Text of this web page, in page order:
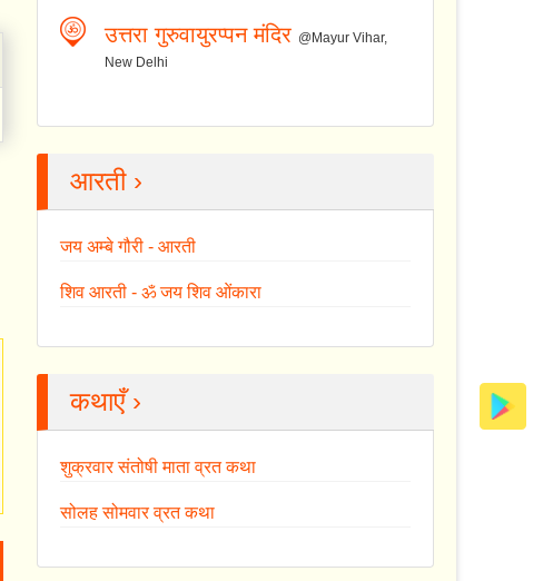
उत्तरा गुरुवायुरप्पन मंदिर @Mayur Vihar,
New Delhi
आरती ›
जय अम्बे गौरी - आरती
शिव आरती - ॐ जय शिव ओंकारा
कथाएँ ›
शुक्रवार संतोषी माता व्रत कथा
सोलह सोमवार व्रत कथा